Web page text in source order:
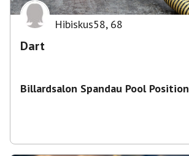
Hibiskus58, 68
Dart
Billardsalon Spandau Pool Position